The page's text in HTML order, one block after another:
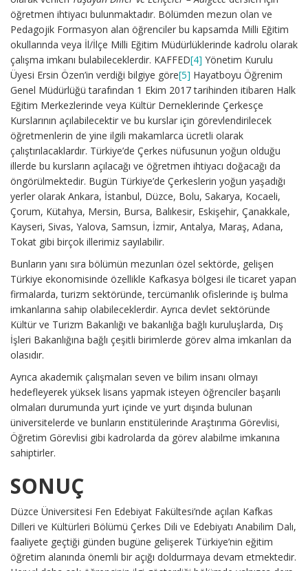
öğretmen ihtiyacı bulunmaktadır. Bölümden mezun olan ve
Pedagojik Formasyon alan öğrenciler bu kapsamda Milli Eğitim
okullarında veya İl/İlçe Milli Eğitim Müdürlüklerinde kadrolu olarak
çalışma imkanı bulabileceklerdir. KAFFED[4] Yönetim Kurulu
Üyesi Ersin Özen’in verdiği bilgiye göre[5] Hayatboyu Öğrenim
Genel Müdürlüğü tarafından 1 Ekim 2017 tarihinden itibaren Halk
Eğitim Merkezlerinde veya Kültür Derneklerinde Çerkesçe
Kurslarının açılabilecektir ve bu kurslar için görevlendirilecek
öğretmenlerin de yine ilgili makamlarca ücretli olarak
çalıştırılacaklardır. Türkiye’de Çerkes nüfusunun yoğun olduğu
illerde bu kursların açılacağı ve öğretmen ihtiyacı doğacağı da
öngörülmektedir. Bugün Türkiye’de Çerkeslerin yoğun yaşadığı
yerler olarak Ankara, İstanbul, Düzce, Bolu, Sakarya, Kocaeli,
Çorum, Kütahya, Mersin, Bursa, Balıkesir, Eskişehir, Çanakkale,
Kayseri, Sivas, Yalova, Samsun, İzmir, Antalya, Maraş, Adana,
Tokat gibi birçok illerimiz sayılabilir.
Bunların yanı sıra bölümün mezunları özel sektörde, gelişen
Türkiye ekonomisinde özellikle Kafkasya bölgesi ile ticaret yapan
firmalarda, turizm sektöründe, tercümanlık ofislerinde iş bulma
imkanlarına sahip olabileceklerdir. Ayrıca devlet sektöründe
Kültür ve Turizm Bakanlığı ve bakanlığa bağlı kuruluşlarda, Dış
İşleri Bakanlığına bağlı çeşitli birimlerde görev alma imkanları da
olasıdır.
Ayrıca akademik çalışmaları seven ve bilim insanı olmayı
hedefleyerek yüksek lisans yapmak isteyen öğrenciler başarılı
olmaları durumunda yurt içinde ve yurt dışında bulunan
üniversitelerde ve bunların enstitülerinde Araştırıma Görevlisi,
Öğretim Görevlisi gibi kadrolarda da görev alabilme imkanına
sahiptirler.
SONUÇ
Düzce Üniversitesi Fen Edebiyat Fakültesi’nde açılan Kafkas
Dilleri ve Kültürleri Bölümü Çerkes Dili ve Edebiyatı Anabilim Dalı,
faaliyete geçtiği günden bugüne gelişerek Türkiye’nin eğitim
öğretim alanında önemli bir açığı doldurmaya devam etmektedir.